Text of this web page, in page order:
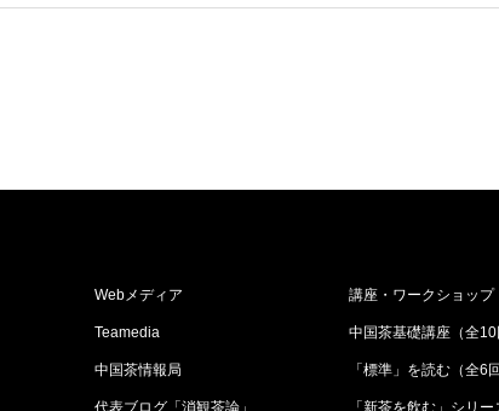
Webメディア
Teamedia
中国茶情報局
代表ブログ「消観茶論」
講座・ワークショップ
中国茶基礎講座（全10
「標準」を読む（全6回
「新茶を飲む」シリー